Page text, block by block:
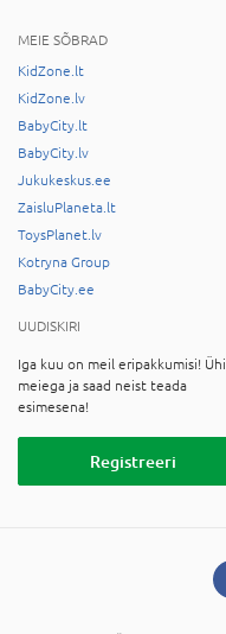
MEIE SÕBRAD
KidZone.lt
KidZone.lv
BabyCity.lt
BabyCity.lv
Jukukeskus.ee
ZaisluPlaneta.lt
ToysPlanet.lv
Kotryna Group
BabyCity.ee
UUDISKIRI
Iga kuu on meil eripakkumisi!
meiega ja saad neist teada
esimesena!
Registreeri